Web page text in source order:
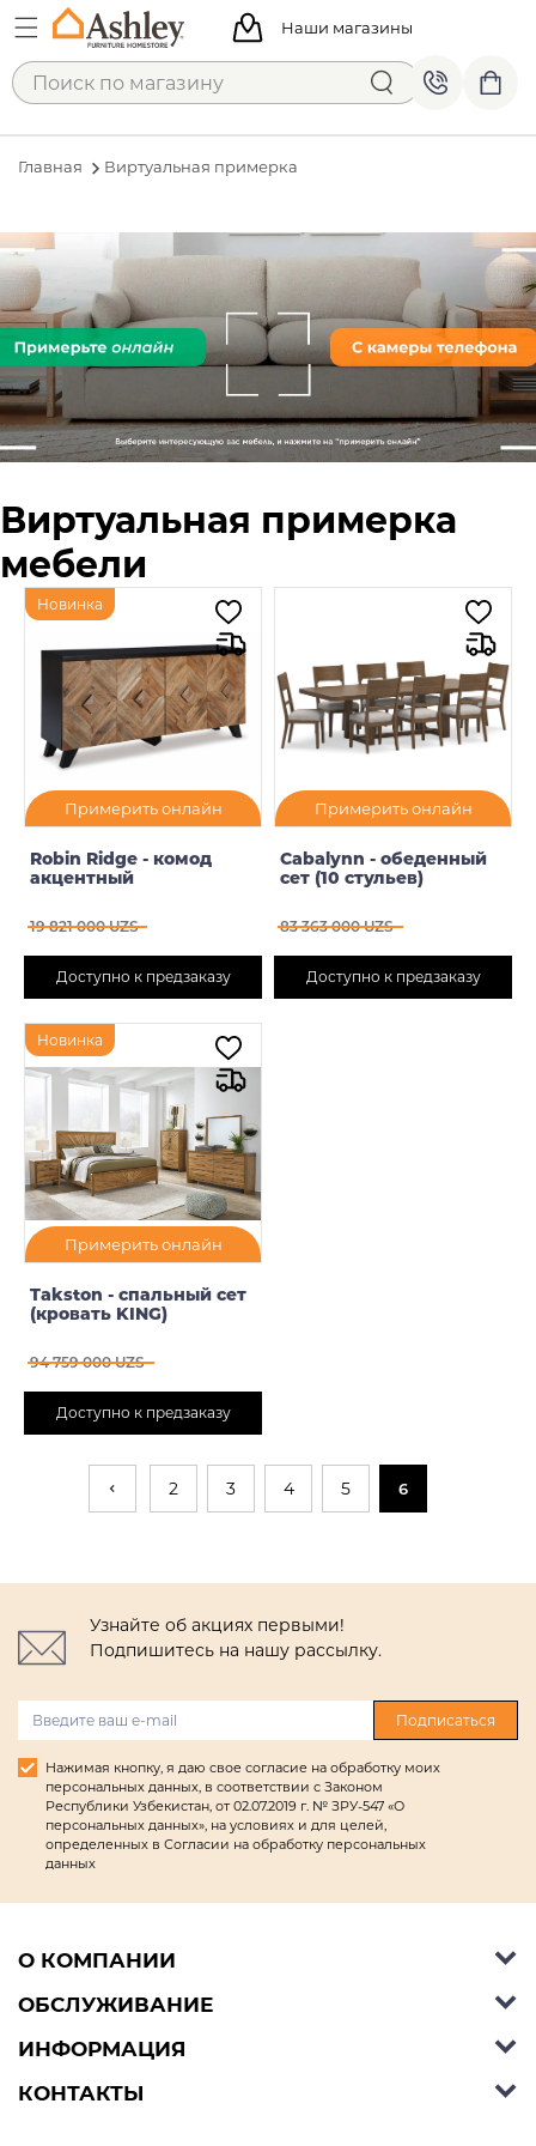
Наши магазины
Главная Виртуальная примерка
Виртуальная примерка
мебели
Новинка
Примерить онлайн
Robin Ridge - комод
акцентный
19 821 000 UZS
Доступно к предзаказу
Примерить онлайн
Cabalynn - обеденный
сет (10 стульев)
83 363 000 UZS
Доступно к предзаказу
Новинка
Примерить онлайн
Takston - спальный сет
(кровать KING)
94 759 000 UZS
Доступно к предзаказу
2 3 4 5 6
Узнайте об акциях первыми!
Подпишитесь на нашу рассылку.
Подписаться
Нажимая кнопку, я даю свое согласие на обработку моих
персональных данных, в соответствии с Законом
Республики Узбекистан, от 02.07.2019 г. № ЗРУ-547 «О
персональных данных», на условиях и для целей,
определенных в Согласии на обработку персональных
данных
О КОМПАНИИ
Об Ashley Furniture HomeStore
Контакты
ОБСЛУЖИВАНИЕ
Справочный центр
Способы оплаты
ИНФОРМАЦИЯ
Блог
КОНТАКТЫ